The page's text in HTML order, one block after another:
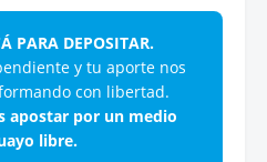
PARA DEPOSITAR.
y tu aporte nos
con libertad.
apostar por un medio
libre.